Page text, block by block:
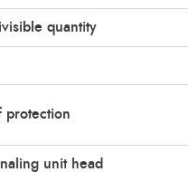
quantity
protection
unit head